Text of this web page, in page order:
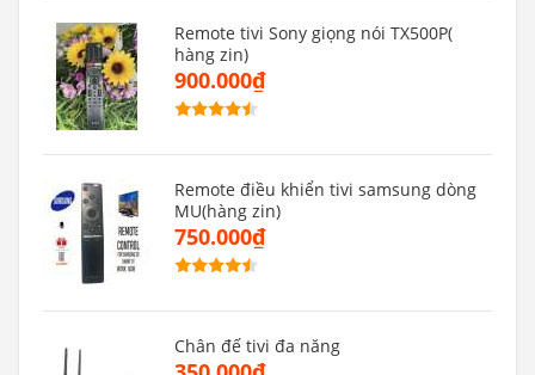
Remote tivi Sony giọng nói TX500P(
hàng zin)
900.000₫
Remote điều khiển tivi samsung dòng
MU(hàng zin)
750.000₫
Chân đế tivi đa năng